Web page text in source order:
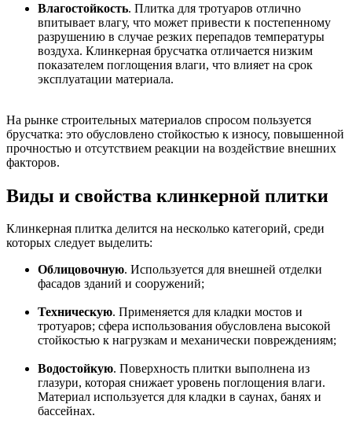
Влагостойкость. Плитка для тротуаров отлично
впитывает влагу, что может привести к постепенному
разрушению в случае резких перепадов температуры
воздуха. Клинкерная брусчатка отличается низким
показателем поглощения влаги, что влияет на срок
эксплуатации материала.
На рынке строительных материалов спросом пользуется
брусчатка: это обусловлено стойкостью к износу, повышенной
прочностью и отсутствием реакции на воздействие внешних
факторов.
Виды и свойства клинкерной плитки
Клинкерная плитка делится на несколько категорий, среди
которых следует выделить:
Облицовочную. Используется для внешней отделки
фасадов зданий и сооружений;
Техническую. Применяется для кладки мостов и
тротуаров; сфера использования обусловлена высокой
стойкостью к нагрузкам и механически повреждениям;
Водостойкую. Поверхность плитки выполнена из
глазури, которая снижает уровень поглощения влаги.
Материал используется для кладки в саунах, банях и
бассейнах.